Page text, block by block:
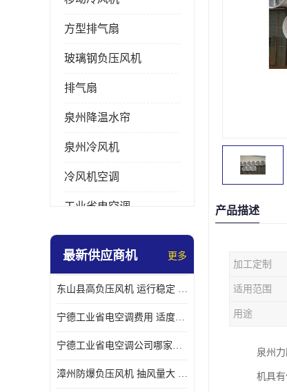
方型排气扇
玻璃钢负压风机
排气扇
泉州降温水帘
泉州冷风机
冷风机空调
工业省电空调
工业大吊扇
最新供应商机 更多
东山县高负压风机 运行稳定 耐高温 防腐蚀
宁德工业省电空调费用 适度较高 节省占用空间
宁德工业省电空调公司哪家好 适度较高 结构紧凑 美观
漳州防爆负压风机 抽风量大 通风降温效果好
产品描述
加工定制
适用范围
用途
泉州
机具